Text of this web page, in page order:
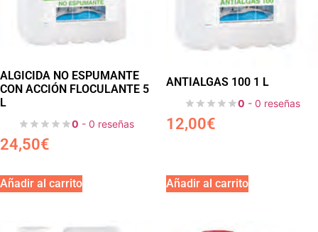
ALGICIDA NO ESPUMANTE
CON ACCIÓN FLOCULANTE 5
L
0 - 0 reseñas
24,50€
Añadir al carrito
ANTIALGAS 100 1 L
0 - 0 reseñas
12,00€
Añadir al carrito